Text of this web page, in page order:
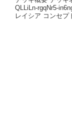
QLLiLn-rgqNr5-
レイシア コンセプ